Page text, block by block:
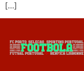
[…]